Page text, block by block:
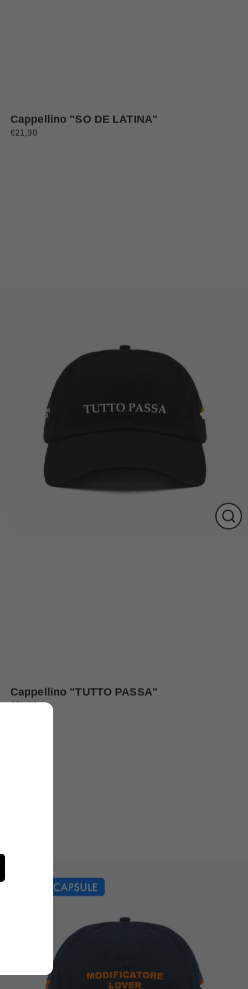
Cappellino "SO DE LATINA"
€21,90
Cappellino "TUTTO PASSA"
€21,90